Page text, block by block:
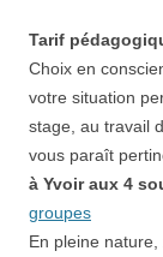
Tarif
Choix en
votre situation
stage, au travail
vous paraît
à Yvoir aux 4
groupes
En pleine